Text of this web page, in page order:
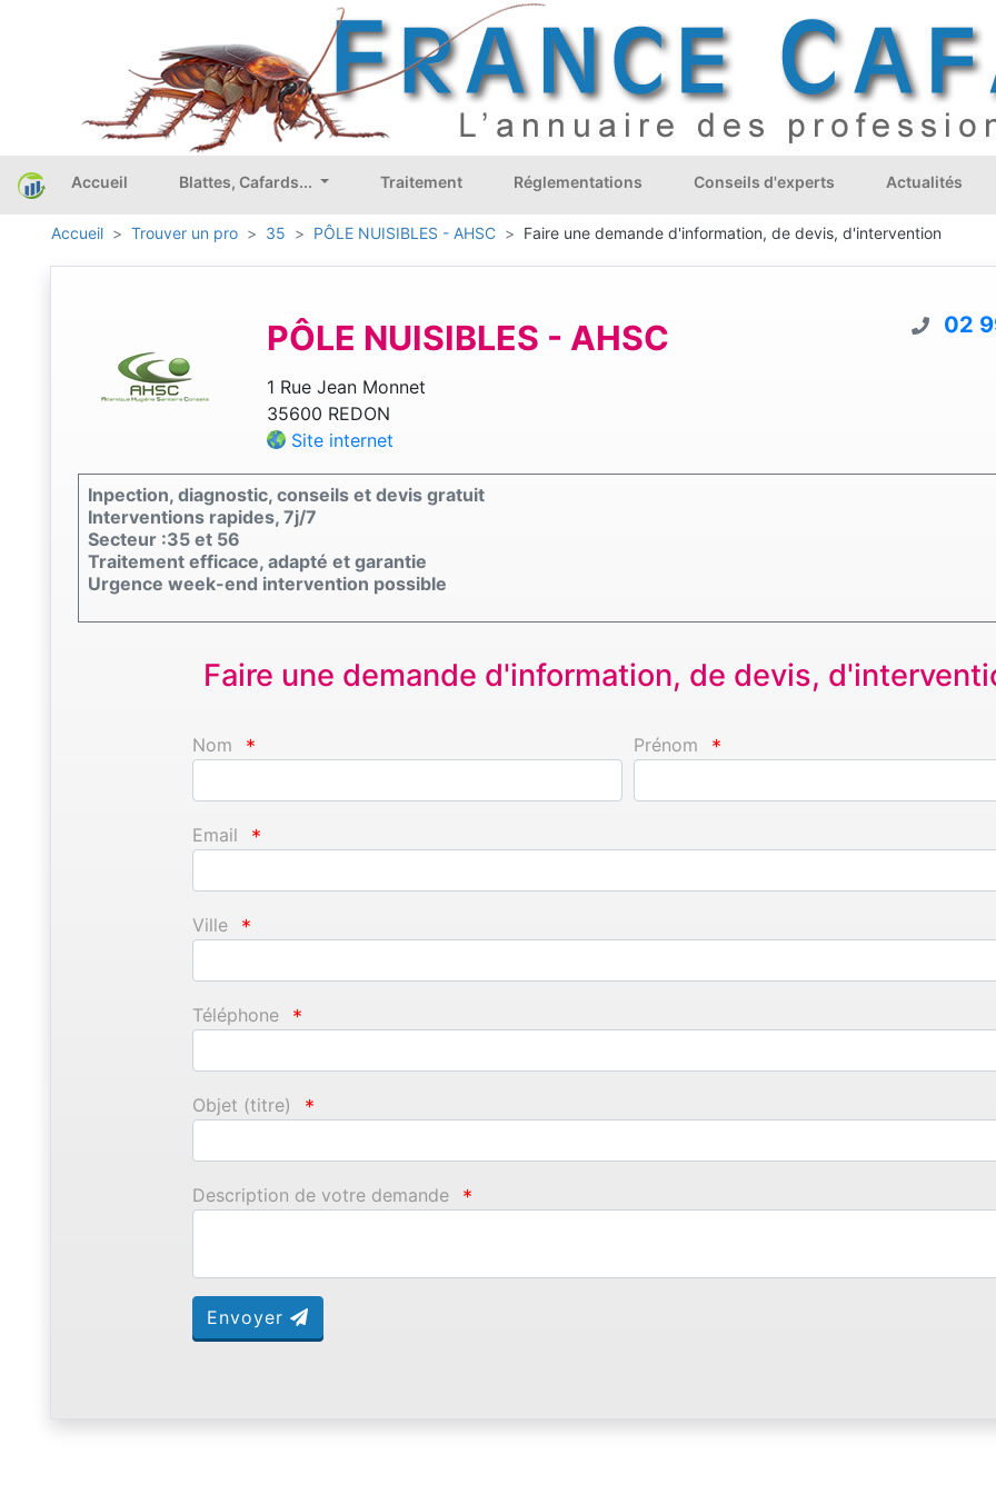
Accueil Blattes, Cafards... Traitement Réglementations Conseils d'experts Actualités
Accueil Trouver un pro 35 PÔLE NUISIBLES - AHSC Faire une demande d'information, de devis, d'intervention
PÔLE NUISIBLES - AHSC
1 Rue Jean Monnet
35600 REDON
Site internet
02
Inpection, diagnostic, conseils et devis gratuit
Interventions rapides, 7j/7
Secteur :35 et 56
Traitement efficace, adapté et garantie
Urgence week-end intervention possible
Faire une demande d'information, de devis,
Nom * Prénom *
Email *
Ville *
Téléphone *
Objet (titre) *
Description de votre demande *
Envoyer